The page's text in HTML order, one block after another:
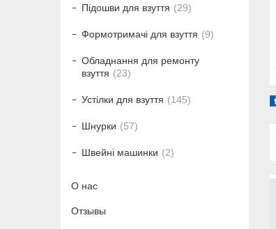
Підошви для взуття 29
Формотримачі для взуття 9
Обладнання для ремонту
взуття
23
Устілки для взуття 145
Шнурки 57
Швейні машинки 2
О нас
Отзывы